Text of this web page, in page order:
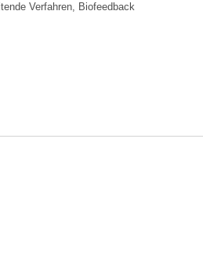
Verfahren, Biofeedback